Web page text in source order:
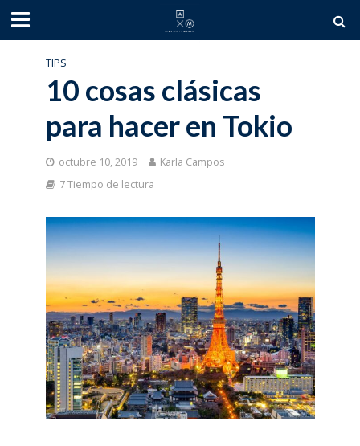
TIPS
10 cosas clásicas
para hacer en Tokio
octubre 10, 2019
Karla Campos
7 Tiempo de lectura